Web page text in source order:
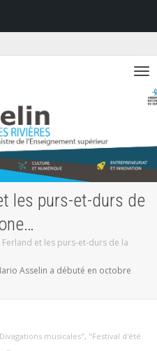
Activer/
les purs-et-durs de
Ferland et les purs-et-durs de la
Asselin a débuté en octobre
musicales", "Festival d'été